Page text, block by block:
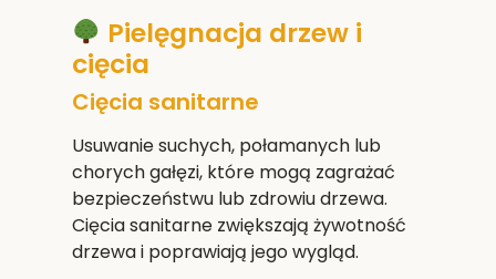
Pielęgnacja drzew i
cięcia
Cięcia sanitarne
Usuwanie suchych, połamanych lub
chorych gałęzi, które mogą zagrażać
bezpieczeństwu lub zdrowiu drzewa.
Cięcia sanitarne zwiększają żywotność
drzewa i poprawiają jego wygląd.